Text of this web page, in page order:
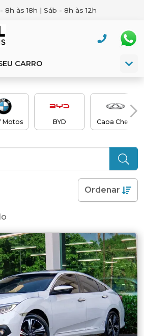
8h às 18h | Sáb - 8h às 12h
CARRO
Motos BYD Caoa Chery
Ordenar